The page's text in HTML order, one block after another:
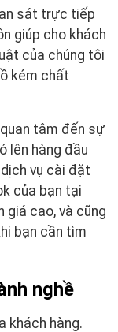
sát trực tiếp
giúp cho khách
của chúng tôi
kém chất
tâm đến sự
lên hàng đầu
vụ cài đặt
của bạn tại
giá cao, và cũng
bạn cần tìm
nghề
khách hàng.